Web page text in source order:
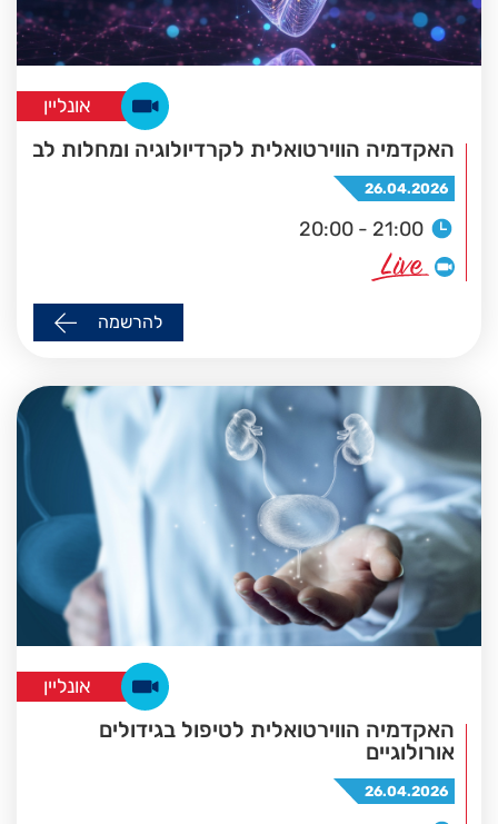
אונליין
האקדמיה הווירטואלית לקרדיולוגיה ומחלות לב
26.04.2026
20:00 - 21:00
להרשמה
אונליין
האקדמיה הווירטואלית לטיפול בגידולים
אורולוגיים
26.04.2026